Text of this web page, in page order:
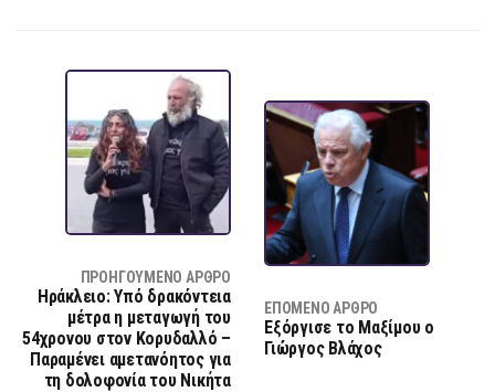
ΠΡΟΗΓΟΎΜΕΝΟ ΆΡΘΡΟ
Ηράκλειο: Υπό δρακόντεια
μέτρα η μεταγωγή του
54χρονου στον Κορυδαλλό –
Παραμένει αμετανόητος για
τη δολοφονία του Νικήτα
ΕΠΌΜΕΝΟ ΆΡΘΡΟ
Εξόργισε το Μαξίμου ο
Γιώργος Βλάχος